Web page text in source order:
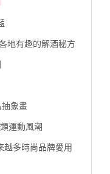
地有趣的解酒秘方
象畫
運動風潮
多時尚品牌愛用